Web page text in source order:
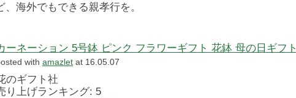
海外でもできる親孝行を。
ーネーション 5号鉢 ピンク フラワーギフト 花鉢 母の日ギフト
with amazlet at 16.05.07
のギフト社
り上げランキング: 5